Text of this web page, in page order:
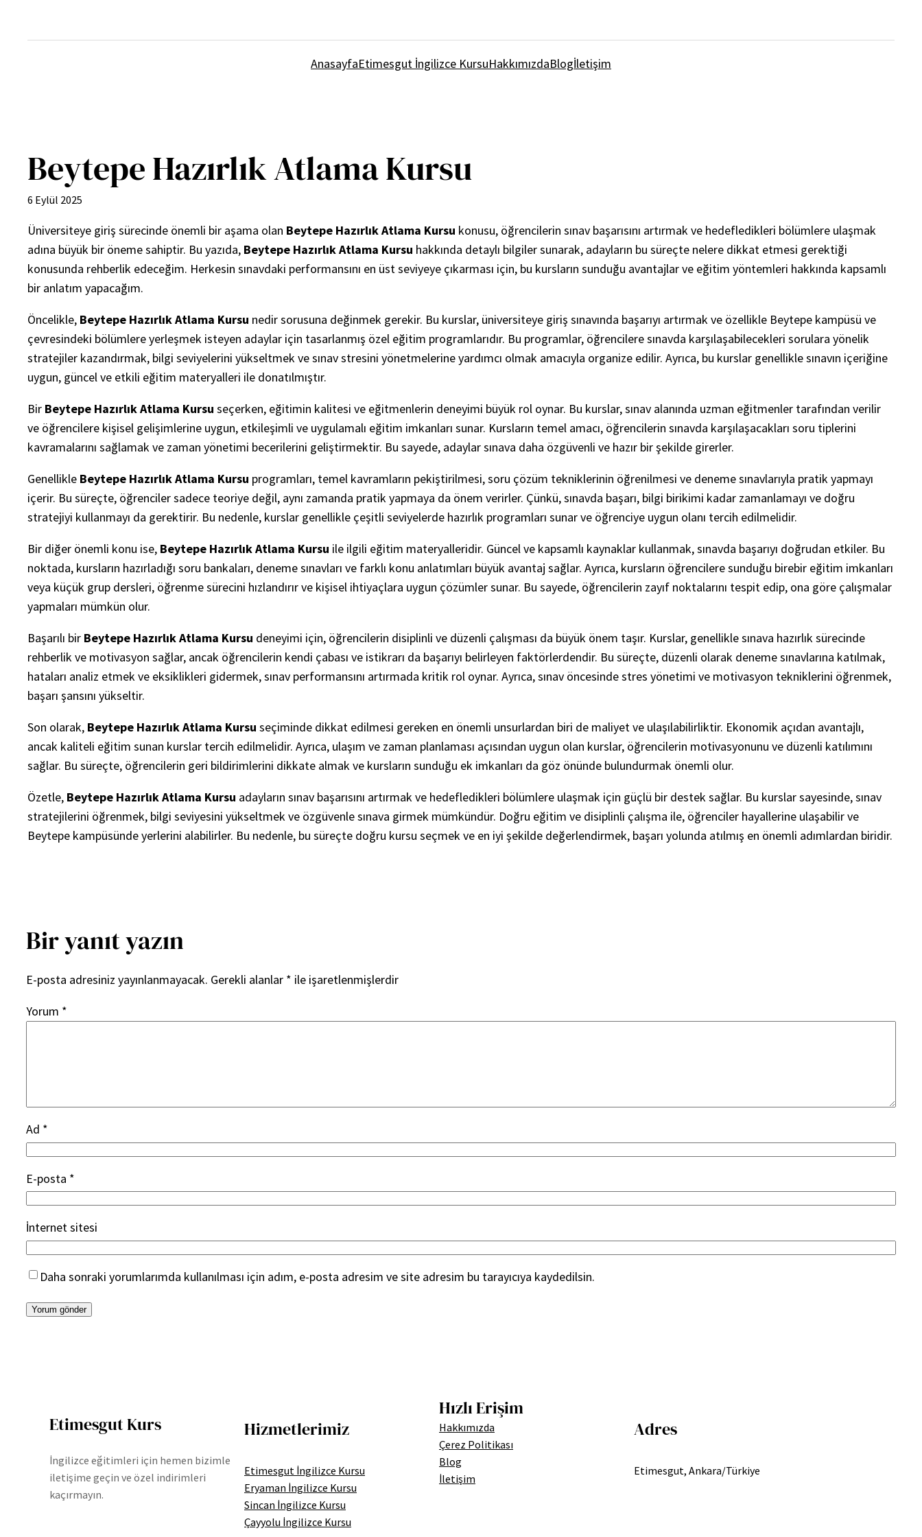
AnasayfaEtimesgut İngilizce KursuHakkımızdaBlogİletişim
Beytepe Hazırlık Atlama Kursu
6 Eylül 2025
Üniversiteye giriş sürecinde önemli bir aşama olan Beytepe Hazırlık Atlama Kursu konusu, öğrencilerin sınav başarısını artırmak ve hedefledikleri bölümlere ulaşmak
adına büyük bir öneme sahiptir. Bu yazıda, Beytepe Hazırlık Atlama Kursu hakkında detaylı bilgiler sunarak, adayların bu süreçte nelere dikkat etmesi gerektiği
konusunda rehberlik edeceğim. Herkesin sınavdaki performansını en üst seviyeye çıkarması için, bu kursların sunduğu avantajlar ve eğitim yöntemleri hakkında kapsamlı
bir anlatım yapacağım.
Öncelikle, Beytepe Hazırlık Atlama Kursu nedir sorusuna değinmek gerekir. Bu kurslar, üniversiteye giriş sınavında başarıyı artırmak ve özellikle Beytepe kampüsü ve
çevresindeki bölümlere yerleşmek isteyen adaylar için tasarlanmış özel eğitim programlarıdır. Bu programlar, öğrencilere sınavda karşılaşabilecekleri sorulara yönelik
stratejiler kazandırmak, bilgi seviyelerini yükseltmek ve sınav stresini yönetmelerine yardımcı olmak amacıyla organize edilir. Ayrıca, bu kurslar genellikle sınavın içeriğine
uygun, güncel ve etkili eğitim materyalleri ile donatılmıştır.
Bir Beytepe Hazırlık Atlama Kursu seçerken, eğitimin kalitesi ve eğitmenlerin deneyimi büyük rol oynar. Bu kurslar, sınav alanında uzman eğitmenler tarafından verilir
ve öğrencilere kişisel gelişimlerine uygun, etkileşimli ve uygulamalı eğitim imkanları sunar. Kursların temel amacı, öğrencilerin sınavda karşılaşacakları soru tiplerini
kavramalarını sağlamak ve zaman yönetimi becerilerini geliştirmektir. Bu sayede, adaylar sınava daha özgüvenli ve hazır bir şekilde girerler.
Genellikle Beytepe Hazırlık Atlama Kursu programları, temel kavramların pekiştirilmesi, soru çözüm tekniklerinin öğrenilmesi ve deneme sınavlarıyla pratik yapmayı
içerir. Bu süreçte, öğrenciler sadece teoriye değil, aynı zamanda pratik yapmaya da önem verirler. Çünkü, sınavda başarı, bilgi birikimi kadar zamanlamayı ve doğru
stratejiyi kullanmayı da gerektirir. Bu nedenle, kurslar genellikle çeşitli seviyelerde hazırlık programları sunar ve öğrenciye uygun olanı tercih edilmelidir.
Bir diğer önemli konu ise, Beytepe Hazırlık Atlama Kursu ile ilgili eğitim materyalleridir. Güncel ve kapsamlı kaynaklar kullanmak, sınavda başarıyı doğrudan etkiler. Bu
noktada, kursların hazırladığı soru bankaları, deneme sınavları ve farklı konu anlatımları büyük avantaj sağlar. Ayrıca, kursların öğrencilere sunduğu birebir eğitim imkanları
veya küçük grup dersleri, öğrenme sürecini hızlandırır ve kişisel ihtiyaçlara uygun çözümler sunar. Bu sayede, öğrencilerin zayıf noktalarını tespit edip, ona göre çalışmalar
yapmaları mümkün olur.
Başarılı bir Beytepe Hazırlık Atlama Kursu deneyimi için, öğrencilerin disiplinli ve düzenli çalışması da büyük önem taşır. Kurslar, genellikle sınava hazırlık sürecinde
rehberlik ve motivasyon sağlar, ancak öğrencilerin kendi çabası ve istikrarı da başarıyı belirleyen faktörlerdendir. Bu süreçte, düzenli olarak deneme sınavlarına katılmak,
hataları analiz etmek ve eksiklikleri gidermek, sınav performansını artırmada kritik rol oynar. Ayrıca, sınav öncesinde stres yönetimi ve motivasyon tekniklerini öğrenmek,
başarı şansını yükseltir.
Son olarak, Beytepe Hazırlık Atlama Kursu seçiminde dikkat edilmesi gereken en önemli unsurlardan biri de maliyet ve ulaşılabilirliktir. Ekonomik açıdan avantajlı,
ancak kaliteli eğitim sunan kurslar tercih edilmelidir. Ayrıca, ulaşım ve zaman planlaması açısından uygun olan kurslar, öğrencilerin motivasyonunu ve düzenli katılımını
sağlar. Bu süreçte, öğrencilerin geri bildirimlerini dikkate almak ve kursların sunduğu ek imkanları da göz önünde bulundurmak önemli olur.
Özetle, Beytepe Hazırlık Atlama Kursu adayların sınav başarısını artırmak ve hedefledikleri bölümlere ulaşmak için güçlü bir destek sağlar. Bu kurslar sayesinde, sınav
stratejilerini öğrenmek, bilgi seviyesini yükseltmek ve özgüvenle sınava girmek mümkündür. Doğru eğitim ve disiplinli çalışma ile, öğrenciler hayallerine ulaşabilir ve
Beytepe kampüsünde yerlerini alabilirler. Bu nedenle, bu süreçte doğru kursu seçmek ve en iyi şekilde değerlendirmek, başarı yolunda atılmış en önemli adımlardan biridir.
Bir yanıt yazın
E-posta adresiniz yayınlanmayacak. Gerekli alanlar * ile işaretlenmişlerdir
Yorum *
Ad *
E-posta *
İnternet sitesi
Daha sonraki yorumlarımda kullanılması için adım, e-posta adresim ve site adresim bu tarayıcıya kaydedilsin.
Etimesgut Kurs
İngilizce eğitimleri için hemen bizimle
iletişime geçin ve özel indirimleri
kaçırmayın.
Hizmetlerimiz
Etimesgut İngilizce Kursu
Eryaman İngilizce Kursu
Sincan İngilizce Kursu
Çayyolu İngilizce Kursu
Hızlı Erişim
Hakkımızda
Çerez Politikası
Blog
İletişim
Adres
Etimesgut, Ankara/Türkiye